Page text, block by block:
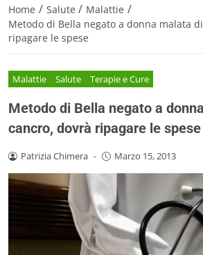
Home / Salute / Malattie /
Metodo di Bella negato a donna malata
ripagare le spese
Malattie Salute Terapie e Cure
Metodo di Bella negato a
cancro, dovrà ripagare le spese
Patrizia Chimera - Marzo 15, 2013